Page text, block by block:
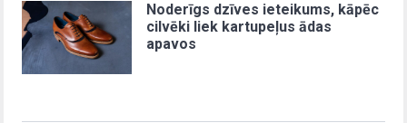
Noderīgs dzīves ieteikums, kāpēc
cilvēki liek kartupeļus ādas
apavos